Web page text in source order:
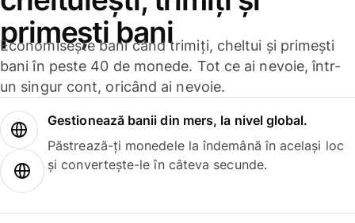
primești bani
Economisește bani când trimiți, cheltui și primești
bani în peste 40 de monede. Tot ce ai nevoie, într-
un singur cont, oricând ai nevoie.
Gestionează banii din mers, la nivel global.
Păstrează-ți monedele la îndemână în același loc
și convertește-le în câteva secunde.